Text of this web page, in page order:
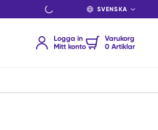
SPRÅK
Logga in
Mitt konto
Varukorg
0 Artiklar